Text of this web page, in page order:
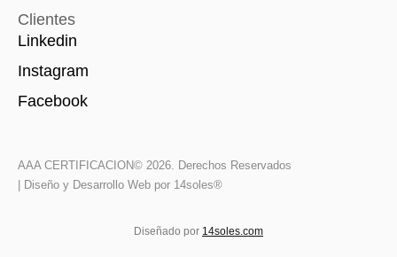
Clientes
Linkedin
Instagram
Facebook
AAA CERTIFICACION© 2026. Derechos Reservados
| Diseño y Desarrollo Web por 14soles®
Diseñado por 14soles.com